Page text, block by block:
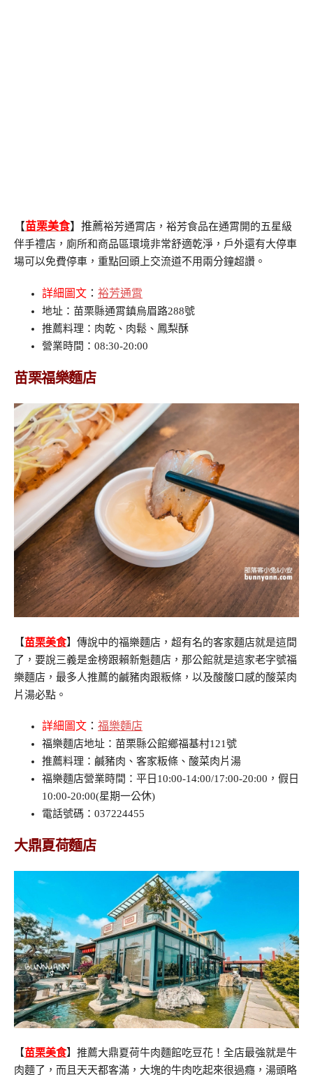
【苗栗美食】推薦裕芳通霄店，裕芳食品在通霄開的五星級
伴手禮店，廁所和商品區環境非常舒適乾淨，戶外還有大停車
場可以免費停車，重點回頭上交流道不用兩分鐘超讚。
詳細圖文 ： 裕芳通霄
地址：苗栗縣通霄鎮烏眉路288號
推薦料理：肉乾、肉鬆、鳳梨酥
營業時間：08:30-20:00
苗栗福樂麵店
【苗栗美食】傳說中的福樂麵店，超有名的客家麵店就是這間
了，要說三義是金榜跟賴新魁麵店，那公館就是這家老字號福
樂麵店，最多人推薦的鹹豬肉跟粄條，以及酸酸口感的酸菜肉
片湯必點。
詳細圖文 ： 福樂麵店
福樂麵店地址：苗栗縣公館鄉福基村121號
推薦料理：鹹豬肉、客家粄條、酸菜肉片湯
福樂麵店營業時間：平日10:00-14:00/17:00-20:00，假日
10:00-20:00(星期一公休)
電話號碼：037224455
大鼎夏荷麵店
【苗栗美食】推薦大鼎夏荷牛肉麵館吃豆花！全店最強就是牛
肉麵了，而且天天都客滿，大塊的牛肉吃起來很過癮，湯頭略